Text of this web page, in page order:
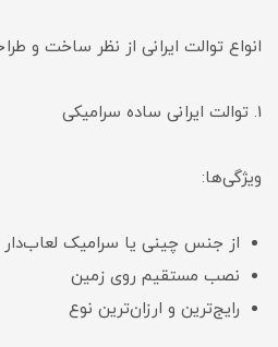
انواع توالت ایرانی از نظر ساخت و
1. توالت ایرانی ساده سرامیکی
ویژگی‌ها:
از جنس چینی یا سرامیک لعاب‌دار
نصب مستقیم روی زمین
رایج‌ترین و ارزان‌ترین نوع